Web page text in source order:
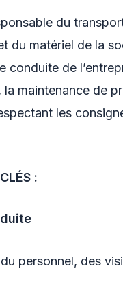
du
du matériel de la
conduite de
la maintenance de
les
:
personnel, des